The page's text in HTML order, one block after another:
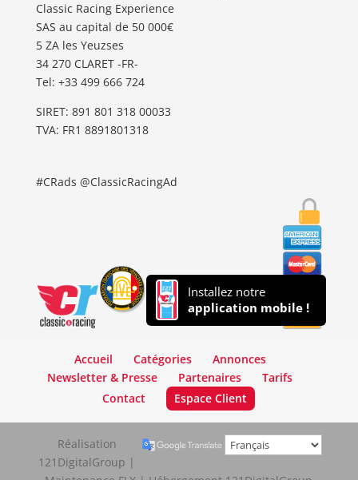
Classic Racing Experience
SAS au capital de 50 000€
5 ZA les Yeuzses
34 270 CLARET -FR-
Tel: ‭+33 499 666 724‬
SIRET: 891 801 318 00033
TVA: FR1 8891801318
#CRads @ClassicRacingAd
Installez notre
application mobile !
Accueil Catégories
Annonces
Newsletter & Presse
Partenaires
Tarifs
Contact
Espace Client
Réalisation
121DigitalGroup |